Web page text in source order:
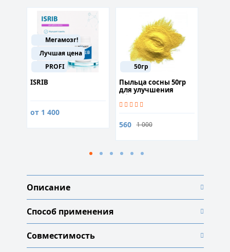
Мегамозг!
Лучшая цена
PROFI
ISRIB
от 1 400
50гр
Пыльца сосны 50гр
для улучшения
общего
самочувствия
560 1 000
Описание
Способ применения
Совместимость